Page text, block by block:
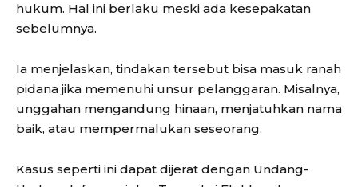
hukum. Hal ini berlaku meski ada kesepakatan
sebelumnya.
Ia menjelaskan, tindakan tersebut bisa masuk ranah
pidana jika memenuhi unsur pelanggaran. Misalnya,
unggahan mengandung hinaan, menjatuhkan nama
baik, atau mempermalukan seseorang.
Kasus seperti ini dapat dijerat dengan Undang-